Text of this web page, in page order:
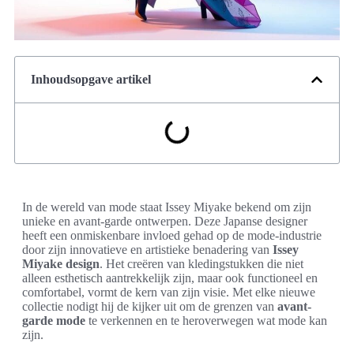
Inhoudsopgave artikel
In de wereld van mode staat Issey Miyake bekend om zijn
unieke en avant-garde ontwerpen. Deze Japanse designer
heeft een onmiskenbare invloed gehad op de mode-industrie
door zijn innovatieve en artistieke benadering van Issey
Miyake design. Het creëren van kledingstukken die niet
alleen esthetisch aantrekkelijk zijn, maar ook functioneel en
comfortabel, vormt de kern van zijn visie. Met elke nieuwe
collectie nodigt hij de kijker uit om de grenzen van avant-
garde mode te verkennen en te heroverwegen wat mode kan
zijn.